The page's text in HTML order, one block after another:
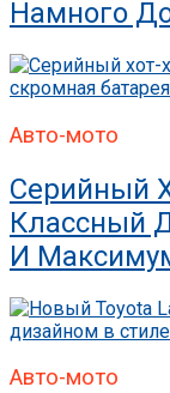
Намного
Авто-мото
Серийный
Классный
И
Авто-мото